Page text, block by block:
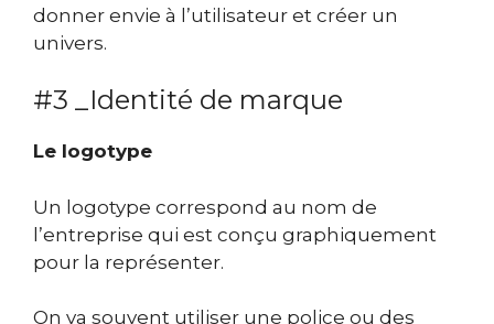
donner envie à l’utilisateur et créer un
univers.
#3 _Identité de marque
Le logotype
Un logotype correspond au nom de
l’entreprise qui est conçu graphiquement
pour la représenter.
On va souvent utiliser une police ou des